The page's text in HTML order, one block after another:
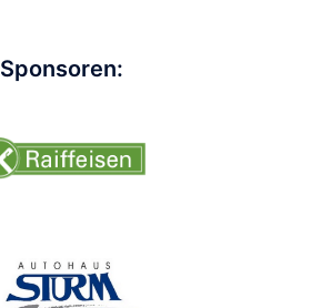
Sponsoren: